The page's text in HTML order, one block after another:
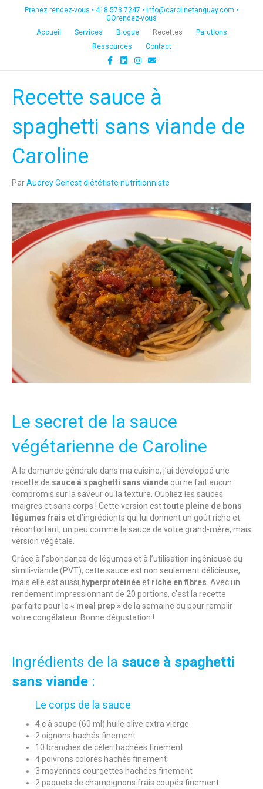
Prenez rendez-vous • 418.573.7247 • info@carolinetanguay.com •
GOrendez-vous
Accueil
Services Blogue Recettes
Parutions
Ressources
Contact
c
o
o
n
i
s
g
r
m
E
m
a
Recette sauce à
spaghetti sans viande de
Caroline
ParAudrey Genest diététiste nutritionniste
Le secret de la sauce
végétarienne de Caroline
À la demande générale dans ma cuisine, j’ai développé une
recette de sauce à spaghetti sans viande qui ne fait aucun
compromis sur la saveur ou la texture. Oubliez les sauces
maigres et sans corps ! Cette version esttoute pleine de bons
légumes frais et d’ingrédients qui lui donnent un goût riche et
réconfortant, un peu comme la sauce de votre grand-mère, mais
version végétale.
Grâce à l’abondance de légumes et à l’utilisation ingénieuse du
simili-viande (PVT), cette sauce est non seulement délicieuse,
mais elle est aussi hyperprotéinée et riche en fibres . Avec un
rendement impressionnant de 20 portions, c’est la recette
parfaite pour le « meal prep » de la semaine ou pour remplir
votre congélateur. Bonne dégustation !
Ingrédients de la sauce à spaghetti
sans viande :
Le corps de la sauce
4 c à soupe (60 ml) huile olive extra vierge
2 oignons hachés finement
10 branches de céleri hachées finement
4 poivrons colorés hachés finement
3 moyennes courgettes hachées finement
2 paquets de champignons frais coupés finement